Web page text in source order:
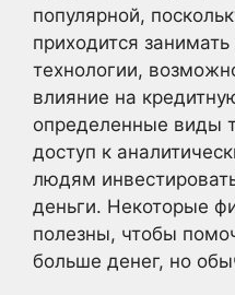
популярной,
приходится
технологии,
влияние на
определенные виды
доступ к
людям
деньги. Некоторые
полезны, чтобы
больше денег, но